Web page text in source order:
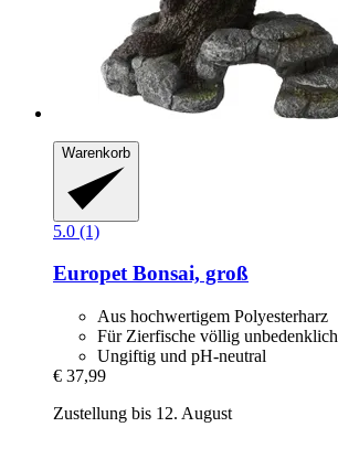
Warenkorb
5.0 (1)
EuropetBonsai, groß
Aus hochwertigem Polyesterharz
Für Zierfische völlig unbedenklich
Ungiftig und pH-neutral
€ 37,99
Zustellung bis 12. August